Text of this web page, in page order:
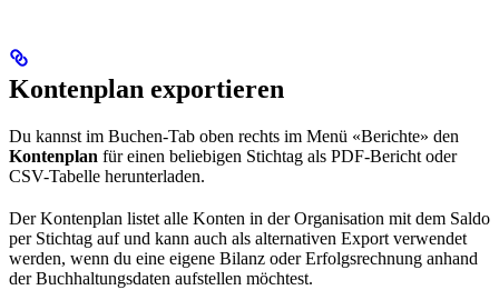
Kontenplan exportieren
Du kannst im Buchen-Tab oben rechts im Menü «Berichte» den
Kontenplan für einen beliebigen Stichtag als PDF-Bericht oder
CSV-Tabelle herunterladen.
Der Kontenplan listet alle Konten in der Organisation mit dem Saldo
per Stichtag auf und kann auch als alternativen Export verwendet
werden, wenn du eine eigene Bilanz oder Erfolgsrechnung anhand
der Buchhaltungsdaten aufstellen möchtest.